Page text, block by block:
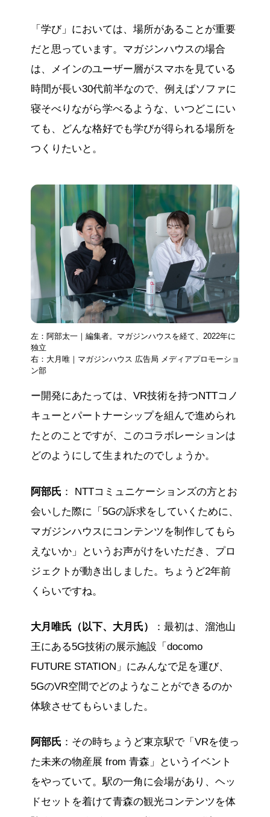
「学び」においては、場所があることが重要
だと思っています。マガジンハウスの場合
は、メインのユーザー層がスマホを見ている
時間が長い30代前半なので、例えばソファに
寝そべりながら学べるような、いつどこにい
ても、どんな格好でも学びが得られる場所を
つくりたいと。
左：阿部太一｜編集者。マガジンハウスを経て、2022年に
独立
右：大月唯｜マガジンハウス 広告局 メディアプロモーショ
ン部
ー開発にあたっては、VR技術を持つNTTコノ
キューとパートナーシップを組んで進められ
たとのことですが、このコラボレーションは
どのようにして生まれたのでしょうか。
阿部氏 ： NTTコミュニケーションズの方とお
会いした際に「5Gの訴求をしていくために、
マガジンハウスにコンテンツを制作してもら
えないか」というお声がけをいただき、プロ
ジェクトが動き出しました。ちょうど2年前
くらいですね。
大月唯氏（以下、大月氏）
：最初は、溜池山
王にある5G技術の展示施設「docomo
FUTURE STATION」にみんなで足を運び、
5GのVR空間でどのようなことができるのか
体験させてもらいました。
阿部氏 ：その時ちょうど東京駅で「VRを使っ
た未来の物産展 from 青森」というイベント
をやっていて。駅の一角に会場があり、ヘッ
ドセットを着けて青森の観光コンテンツを体